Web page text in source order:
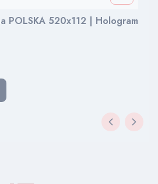
POLSKA 520x112 | Hologram